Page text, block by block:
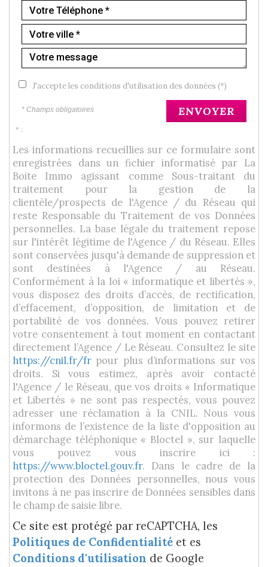
J'accepte les conditions d'utilisation des données (*)
* Champs obligatoires ENVOYER
* :
Les informations recueillies sur ce formulaire sont
enregistrées dans un fichier informatisé par La
Boite Immo agissant comme Sous-traitant du
traitement pour la gestion de la
clientèle/prospects de l'Agence / du Réseau qui
reste Responsable du Traitement de vos Données
personnelles. La base légale du traitement repose
sur l'intérêt légitime de l'Agence / du Réseau. Elles
sont conservées jusqu'à demande de suppression et
sont destinées à l'Agence / au Réseau.
Conformément à la loi « informatique et libertés »,
vous disposez des droits d’accès, de rectification,
d’effacement, d’opposition, de limitation et de
portabilité de vos données. Vous pouvez retirer
votre consentement à tout moment en contactant
directement l’Agence / Le Réseau. Consultez le site
https://cnil.fr/fr pour plus d’informations sur vos
droits. Si vous estimez, après avoir contacté
l'Agence / le Réseau, que vos droits « Informatique
et Libertés » ne sont pas respectés, vous pouvez
adresser une réclamation à la CNIL. Nous vous
informons de l’existence de la liste d'opposition au
démarchage téléphonique « Bloctel », sur laquelle
vous pouvez vous inscrire ici :
https://www.bloctel.gouv.fr. Dans le cadre de la
protection des Données personnelles, nous vous
invitons à ne pas inscrire de Données sensibles dans
le champ de saisie libre.
Ce site est protégé par reCAPTCHA, les
Politiques de Confidentialité et es
Conditions d'utilisation de Google